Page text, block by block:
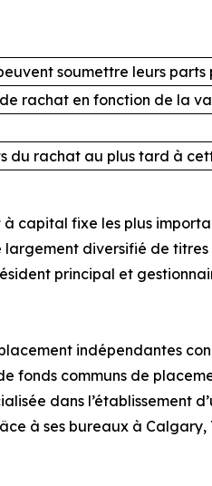
soumettre leurs parts
rachat en fonction de la
du rachat au plus tard à
capital fixe les plus
diversifié de
principal et
indépendantes
communs de
dans l’établissement
à ses bureaux à Calgary,